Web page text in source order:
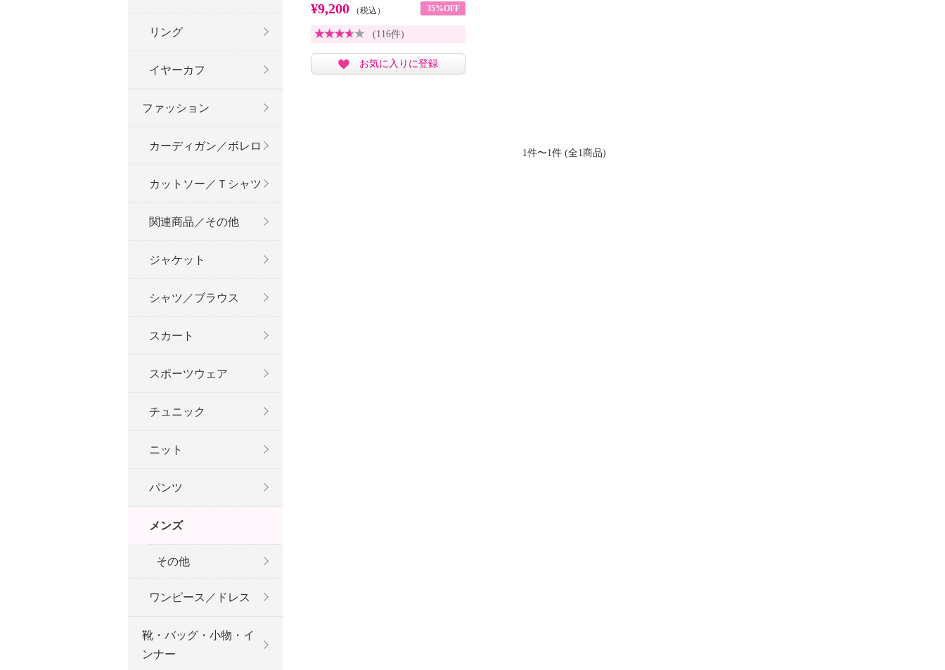
¥9,200 （税込） 35%OFF
(116件)
お気に入りに登録
1件〜1件 (全1商品)
リング
イヤーカフ
ファッション
カーディガン／ボレロ
カットソー／Ｔシャツ
関連商品／その他
ジャケット
シャツ／ブラウス
スカート
スポーツウェア
チュニック
ニット
パンツ
メンズ
その他
ワンピース／ドレス
靴・バッグ・小物・イ
ンナー